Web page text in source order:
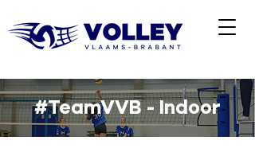
#TeamVVB - Indoor